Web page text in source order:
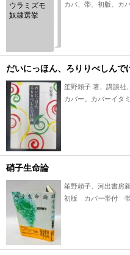
ウラミズモ
奴隷選挙
カバ、帯、初版。カ
だいにっほん、ろりりべしんで
笙野頼子 著、講談社
カバー。カバーイタ
硝子生命論
笙野頼子、河出書房
初版 カバー帯付